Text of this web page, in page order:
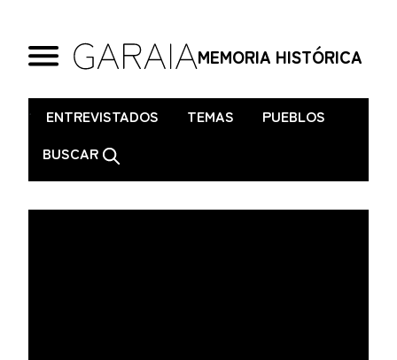
MEMORIA HISTÓRICA
. ENTREVISTADOS TEMAS
PUEBLOS
BUSCAR